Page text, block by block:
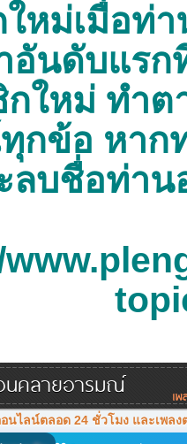
หม่เมื่อท่
อันดับแรก
ใหม่ ทำ
กข้อ หาก
ลบชื่อท่า
นคลายอารมณ์
อนไลน์ตลอด 24 ชั่วโมง และเพล